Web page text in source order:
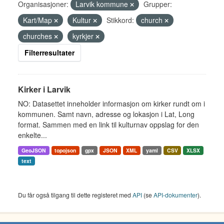
Organisasjoner:
Larvik kommune
Grupper:
Kart/Map
Kultur Stikkord:
church
churches
kyrkjer
Filterresultater
Kirker i Larvik
NO: Datasettet inneholder informasjon om kirker rundt om i
kommunen. Samt navn, adresse og lokasjon i Lat, Long
format. Sammen med en link til kulturnav oppslag for den
enkelte...
GeoJSON topojson gpx JSON XML yaml CSV
XLSX
text
Du får også tilgang til dette registeret med API (seAPI-dokumenter).